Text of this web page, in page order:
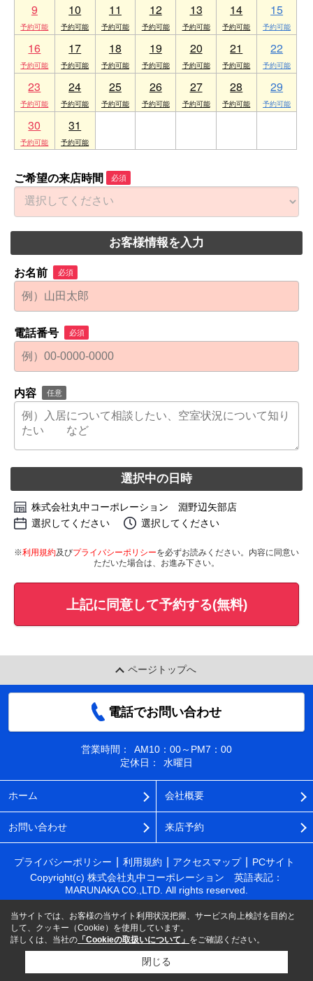
9 10 11 12 13 14 15
16 17 18 19 20 21 22
23 24 25 26 27 28 29
30 31
ご希望の来店時間 必須
お客様情報を入力
お名前 必須
電話番号 必須
内容 任意
選択中の日時
株式会社丸中コーポレーション 淵野辺矢部店
選択してください
選択してください
※利用規約及びプライバシーポリシーを必ずお読みください。内容に同意い
ただいた場合は、お進み下さい。
上記に同意して予約する(無料)
ページトップへ
電話でお問い合わせ
営業時間：
AM10：00～PM7：00
定休日：
水曜日
ホーム 会社概要
お問い合わせ 来店予約
プライバシーポリシー 利用規約 アクセスマップ
PCサイト
Copyright(c) 株式会社丸中コーポレーション 英語表記：
MARUNAKA CO.,LTD. All rights reserved.
当サイトでは、お客様の当サイト利用状況把握、サービス向上検討を目的と
して、クッキー（Cookie）を使用しています。
詳しくは、当社の 「Cookieの取扱いについて」 をご確認ください。
閉じる